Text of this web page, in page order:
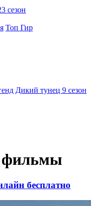
сезон
Топ Гир
Дикий тунец 9 сезон
фильмы
бесплатно